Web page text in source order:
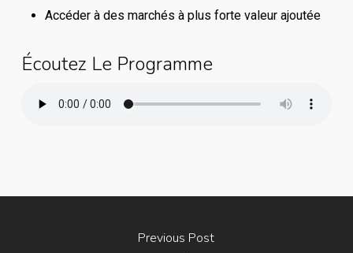
Accéder à des marchés à plus forte valeur ajoutée
Écoutez Le Programme
Previous Post